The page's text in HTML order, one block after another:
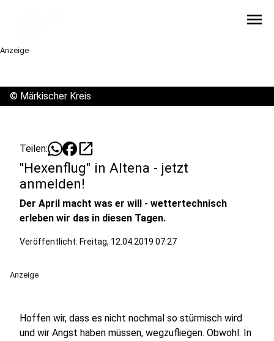
menu
Anzeige
© Märkischer Kreis
Teilen: open_in_new
"Hexenflug" in Altena - jetzt
anmelden!
Der April macht was er will - wettertechnisch
erleben wir das in diesen Tagen.
Veröffentlicht: Freitag, 12.04.2019 07:27
Anzeige
Hoffen wir, dass es nicht nochmal so stürmisch wird
und wir Angst haben müssen, wegzufliegen. Obwohl: In